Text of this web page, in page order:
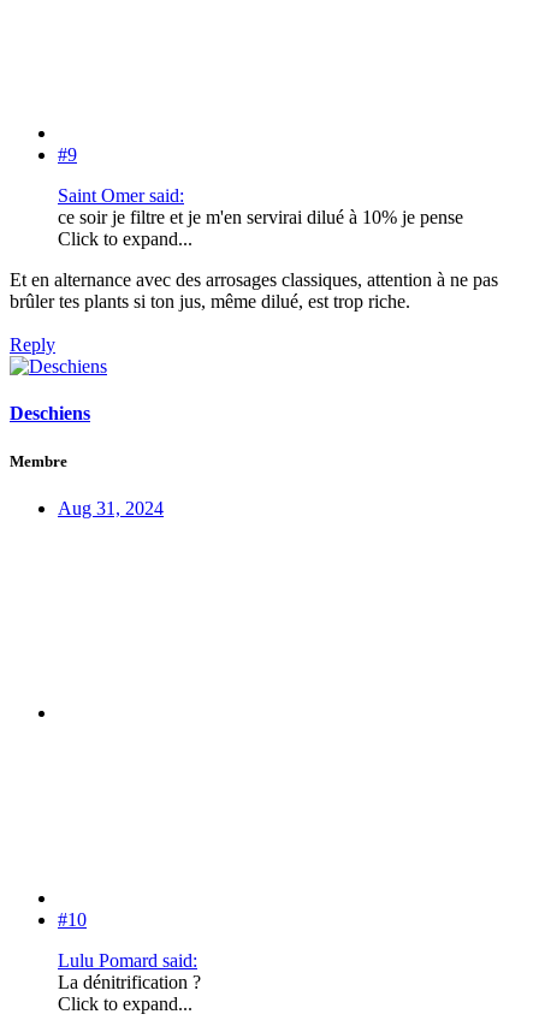
#9
Saint Omer said:
ce soir je filtre et je m'en servirai dilué à 10% je pense
Click to expand...
Et en alternance avec des arrosages classiques, attention à ne pas
brûler tes plants si ton jus, même dilué, est trop riche.
Reply
Deschiens
Membre
Aug 31, 2024
#10
Lulu Pomard said:
La dénitrification ?
Click to expand...